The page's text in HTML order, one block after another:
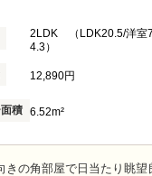
2LDK （LDK20.5/洋室
4.3）
12,890円
積 6.52m²
の角部屋で日当たり眺望